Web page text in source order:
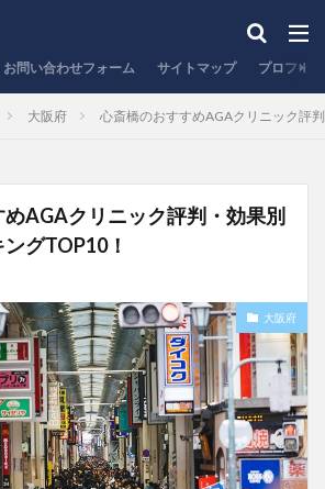
お問い合わせフォーム サイトマップ プロフィ
大阪府 心斎橋のおすすめAGAクリニック評
AGAクリニック評判・効果別
グTOP10！
大阪府